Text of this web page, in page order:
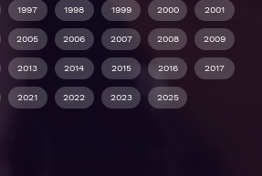
1997 1998 1999 2000 2001
2005 2006 2007 2008 2009
2013 2014 2015 2016 2017
2021 2022 2023 2025